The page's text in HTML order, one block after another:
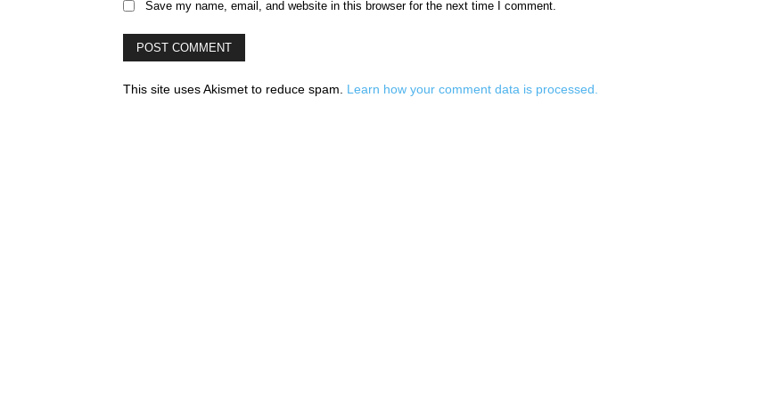
Save my name, email, and website in this browser for the next time I comment.
This site uses Akismet to reduce spam. Learn how your comment data is processed.